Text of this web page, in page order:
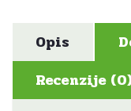
Opis
Recenzije